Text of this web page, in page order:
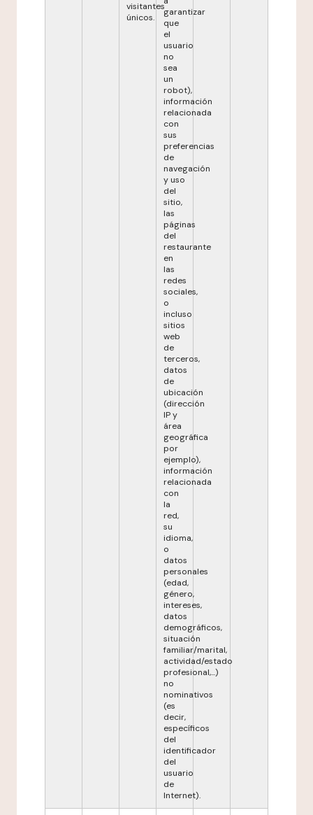
visitantes
únicos.
garantizar
que
el
usuario
no
sea
un
robot),
información
relacionada
con
sus
preferencias
de
navegación
y uso
del
sitio,
las
páginas
del
restaurante
en
las
redes
sociales,
o
incluso
sitios
web
de
terceros,
datos
de
ubicación
(dirección
IP y
área
geográfica
por
ejemplo),
información
relacionada
con
la
red,
su
idioma,
o
datos
personales
(edad,
género,
intereses,
datos
demográficos,
situación
familiar/marital,
actividad/estado
profesional,...)
no
nominativos
(es
decir,
específicos
del
identificador
del
usuario
de
Internet).